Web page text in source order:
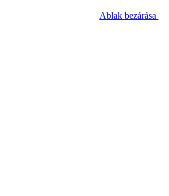
Ablak bezárása